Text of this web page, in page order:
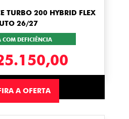
TURBO 200 HYBRID FLEX
26/27
COM DEFICIÊNCIA
A OFERTA